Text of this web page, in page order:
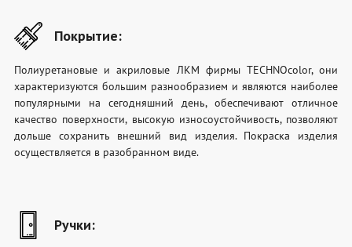
Покрытие:
Полиуретановые и акриловые ЛКМ фирмы TECHNOcolor, они
характеризуются большим разнообразием и являются наиболее
популярными на сегодняшний день, обеспечивают отличное
качество поверхности, высокую износоустойчивость, позволяют
дольше сохранить внешний вид изделия. Покраска изделия
осуществляется в разобранном виде.
Ручки: